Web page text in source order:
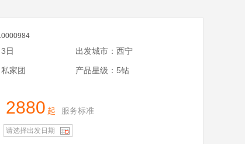
日 出发城市：西宁
家团
产品星级：5钻
2880 起 服务标准